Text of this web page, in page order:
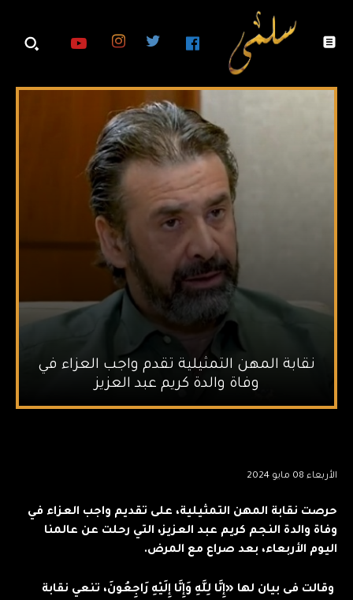
نقابة المهن التمثيلية تقدم واجب العزاء في
وفاة والدة كريم عبد العزيز
الأربعاء 08 مايو 2024
حرصت نقابة المهن التمثيلية، على تقديم واجب العزاء في
وفاة والدة النجم كريم عبد العزيز، التي رحلت عن عالمنا
اليوم الأربعاء، بعد صراع مع المرض.
وقالت فى بيان لها «إِنَّا لِلَّهِ وَإِنَّا إِلَيْهِ رَاجِعُونَ، تنعي نقابة